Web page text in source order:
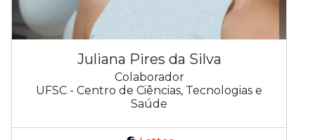
Juliana Pires da Silva
Colaborador
UFSC - Centro de Ciências, Tecnologias e
Saúde